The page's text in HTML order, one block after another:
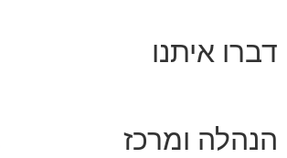
דברו איתנו
הנהלה ומרכז